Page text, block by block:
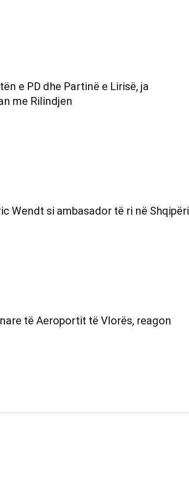
e PD dhe Partinë e Lirisë, ja
me Rilindjen
Wendt si ambasador të ri në Shqipëri
të Aeroportit të Vlorës, reagon